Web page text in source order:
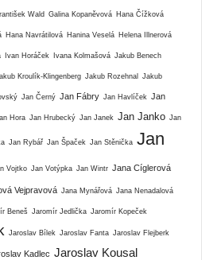
Wald Galina Kopaněvová Hana Čížková
Hana Navrátilová Hanina Veselá Helena Illnerová
Ivan Horáček Ivana Kolmašová Jakub Benech
Kroulík-Klingenberg Jakub Rozehnal Jakub
Jan Černý Jan Fábry Jan Havlíček Jan
Hora Jan Hrubecký Jan Janek Jan Janko Jan
Jan Rybář Jan Špaček Jan Stěnička Jan
Vojtko Jan Votýpka Jan Wintr Jana Cíglerová
Vejpravová Jana Mynářová Jana Nenadalová
Beneš Jaromír Jedlička Jaromír Kopeček
Jaroslav Bílek Jaroslav Fanta Jaroslav Flejberk
Kadlec Jaroslav Kousal